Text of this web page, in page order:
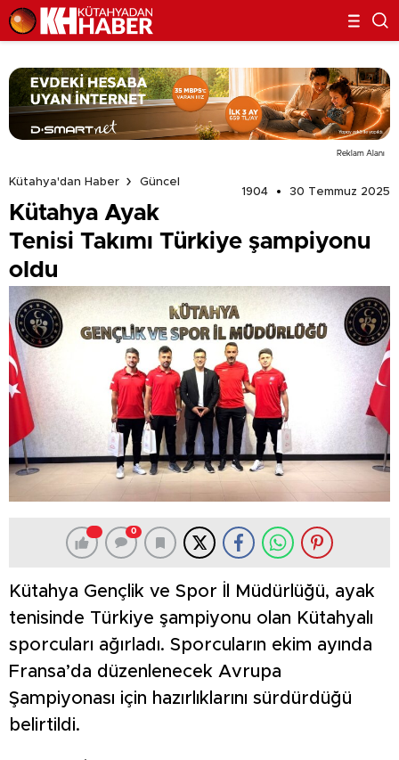
Reklam Alanı
Kütahya'dan Haber
Güncel
1904
30 Temmuz 2025
Kütahya Ayak
Tenisi Takımı Türkiye şampiyonu
oldu
0
Kütahya Gençlik ve Spor İl Müdürlüğü, ayak
tenisinde Türkiye şampiyonu olan Kütahyalı
sporcuları ağırladı. Sporcuların ekim ayında
Fransa’da düzenlenecek Avrupa
Şampiyonası için hazırlıklarını sürdürdüğü
belirtildi.